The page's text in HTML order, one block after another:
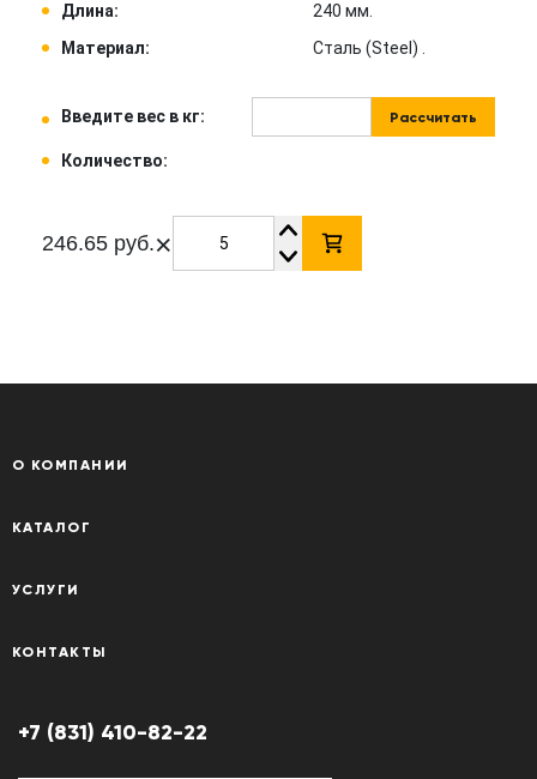
Длина:
240 мм.
Материал:
Сталь (Steel) .
Введите вес в кг: Рассчитать
Количество:
246.65 руб.×
О КОМПАНИИ
КАТАЛОГ
УСЛУГИ
КОНТАКТЫ
+7 (831) 410-82-22